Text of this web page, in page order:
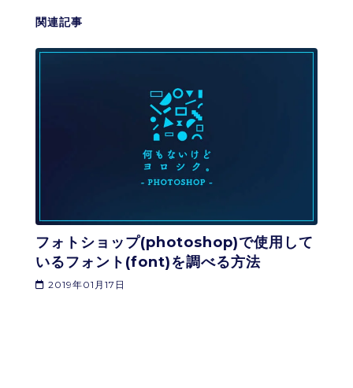
関連記事
フォトショップ(photoshop)で使用して
いるフォント(font)を調べる方法
2019年01月17日